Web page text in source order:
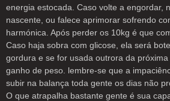
energia estocada. Caso volte a engordar,
nascente, ou falece aprimorar sofrendo
harmónica. Após perder os 10kg é que
Caso haja sobra com glicose, ela será
gordura e se for usada outrora da
ganho de peso. lembre-se que a
subir na balança toda gente os dias não
O que atrapalha bastante gente é sua